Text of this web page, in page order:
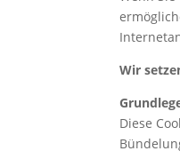
Wir
Diese